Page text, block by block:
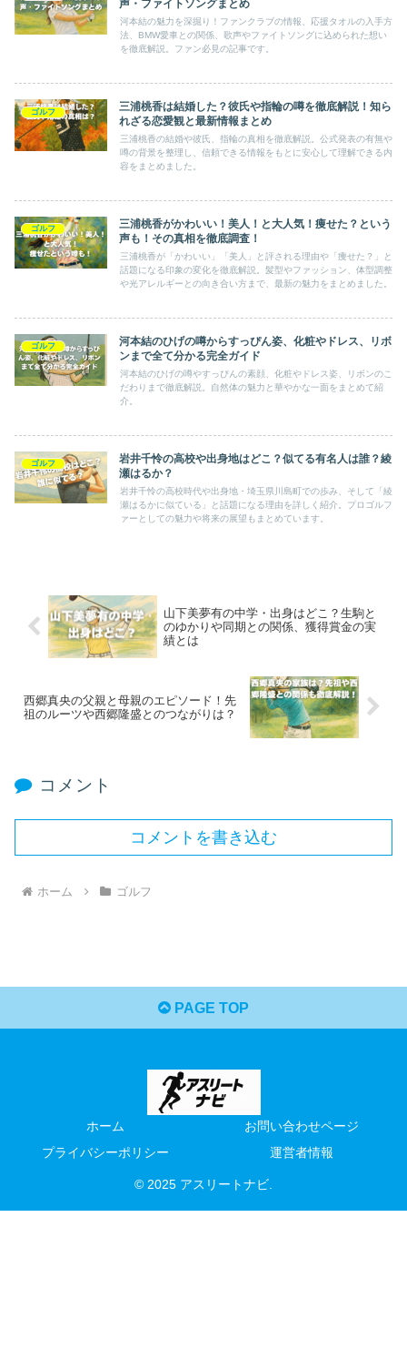
声・ファイトソングまとめ
河本結の魅力を深掘り！ファンクラブの情報、応援タオルの入手方
法、BMW愛車との関係、歌声やファイトソングに込められた想い
を徹底解説。ファン必見の記事です。
ゴルフ
三浦桃香は結婚した？彼氏や指輪の噂を徹底解説！知ら
れざる恋愛観と最新情報まとめ
三浦桃香の結婚や彼氏、指輪の真相を徹底解説。公式発表の有無や
噂の背景を整理し、信頼できる情報をもとに安心して理解できる内
容をまとめました。
ゴルフ
三浦桃香がかわいい！美人！と大人気！痩せた？という
声も！その真相を徹底調査！
三浦桃香が「かわいい」「美人」と評される理由や「痩せた？」と
話題になる印象の変化を徹底解説。髪型やファッション、体型調整
や光アレルギーとの向き合い方まで、最新の魅力をまとめました。
ゴルフ
河本結のひげの噂からすっぴん姿、化粧やドレス、リボ
ンまで全て分かる完全ガイド
河本結のひげの噂やすっぴんの素顔、化粧やドレス姿、リボンのこ
だわりまで徹底解説。自然体の魅力と華やかな一面をまとめて紹
介。
ゴルフ
岩井千怜の高校や出身地はどこ？似てる有名人は誰？綾
瀬はるか？
岩井千怜の高校時代や出身地・埼玉県川島町での歩み、そして「綾
瀬はるかに似ている」と話題になる理由を詳しく紹介。プロゴルフ
ァーとしての魅力や将来の展望もまとめています。
山下美夢有の中学・出身はどこ？生駒と
のゆかりや同期との関係、獲得賞金の実
績とは
西郷真央の父親と母親のエピソード！先
祖のルーツや西郷隆盛とのつながりは？
コメント
コメントを書き込む
ホーム ゴルフ
PAGE TOP
ホーム
お問い合わせページ
プライバシーポリシー
運営者情報
© 2025 アスリートナビ.